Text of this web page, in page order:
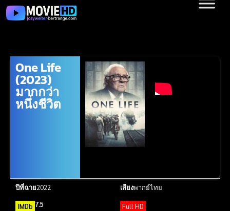
One Life
(2023)
มากกว่า
หนึ่งชีวิต
ปีที่ฉาย2022 เสียงพากย์ไทย
IMDb 7.5 Full HD